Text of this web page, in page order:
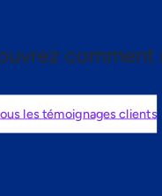
les témoignages clients